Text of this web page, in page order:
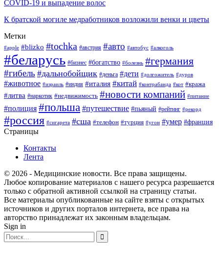
COVID-19 и выпадение волос
К братской могиле медработников возложили венки и цветы
Метки
#apple #blizko #tochka #австрия #авто #автобус #алкоголь
#беларусь #бизнес #богатство #болезнь #германия
#гибель #дальнобойщик #деньга #дети #долгожитель #дуров
#животное #израиль #индия #италия #китай #контрабанда #кот #кража
#литва #наркотик #недвижимость #новости компаний #питание
#полиция #польша #путешествие #пьяный #рейтинг #рекорд
#россия #сигарета #сша #телефон #турция #угон #умер #франция
Страницы
Контакты
Лента
© 2026 - Медицинские новости. Все права защищены.
Любое копирование материалов с нашего ресурса разрешается
только с обратной активной ссылкой на страницу статьи.
Все материалы опубликованные на сайте взяты с открытых
источников и других порталов интернета, все права на
авторство принадлежат их законным владельцам.
Sign in